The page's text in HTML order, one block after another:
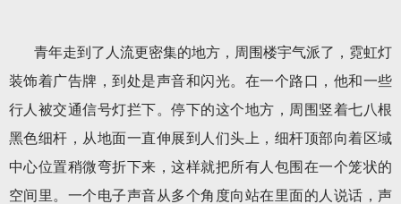
青年走到了人流更密集的地方，周围楼宇气派了，霓虹灯
装饰着广告牌，到处是声音和闪光。在一个路口，他和一些
行人被交通信号灯拦下。停下的这个地方，周围竖着七八根
黑色细杆，从地面一直伸展到人们头上，细杆顶部向着区域
中心位置稍微弯折下来，这样就把所有人包围在一个笼状的
空间里。一个电子声音从多个角度向站在里面的人说话，声